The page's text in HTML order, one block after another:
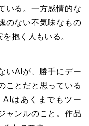
いる。一方感情的な
のない不気味なもの
抱く人もいる。
いAIが、勝手にデー
ことだと思っている
AIはあくまでもツー
ャンルのこと。作品